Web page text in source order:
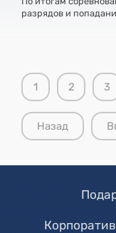
разрядов и
1 2 3
Назад